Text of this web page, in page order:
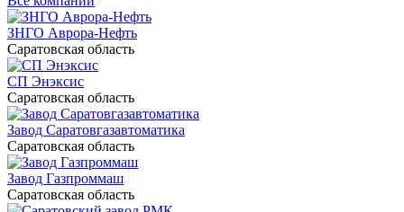
ЗНГО Аврора-Нефть
Саратовская область
СП Энэксис
Саратовская область
Завод Саратовгазавтоматика
Саратовская область
Завод Газпроммаш
Саратовская область